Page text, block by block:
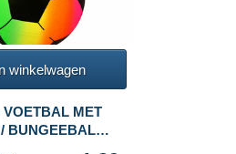
winkelwagen
VOETBAL MET
BUNGEEBAL